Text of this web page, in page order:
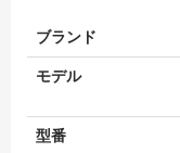
ブランド
モデル
型番